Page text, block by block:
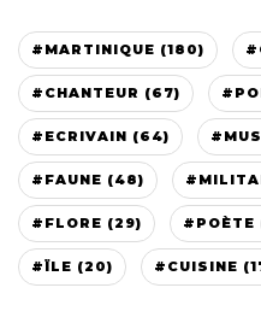
#MARTINIQUE (180)
#CHANTEUR (67)
#ECRIVAIN (64)
#FAUNE (48)
#FLORE (29) #POÈTE
#ÏLE (20) #CUISINE